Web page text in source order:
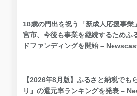
18歳の門出を祝う「新成人応援事業
宮市、今後も事業を継続するためふ
ドファンディングを開始 –
【2026年8月版】ふるさと納税でも
リ』の還元率ランキングを発表 –